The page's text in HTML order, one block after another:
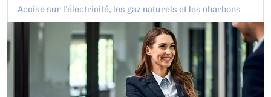
Accise sur l’électricité, les gaz naturels et les charbons